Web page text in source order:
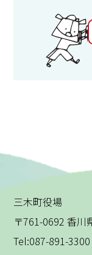
三木町役場
〒761-0692 香川
Tel:087-891-